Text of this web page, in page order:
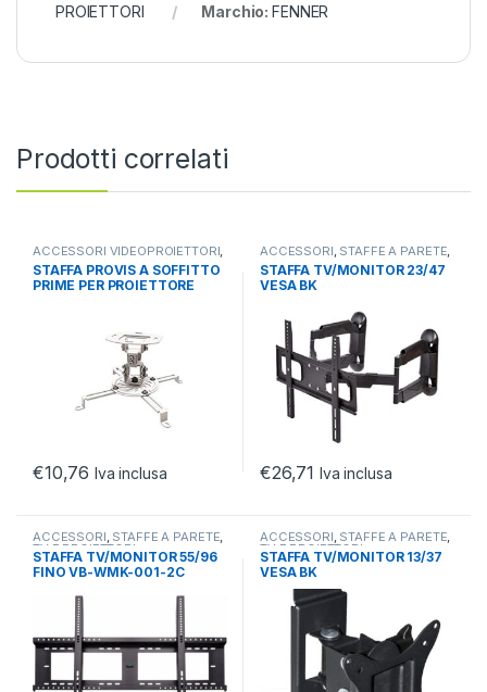
PROIETTORI
Marchio:FENNER
Prodotti correlati
ACCESSORI VIDEOPROIETTORI
STAFFE, TV E PROIETTORI
STAFFA PROVIS A SOFFITTO
PRIME PER PROIETTORE
€10,76 Iva inclusa
ACCESSORI STAFFE A PARETE
TV E PROIETTORI
STAFFA TV/MONITOR 23/47
VESA BK
SNODO
€26,71 Iva inclusa
ACCESSORI, STAFFE A PARETE,
TV E PROIETTORI
STAFFA TV/MONITOR 55/96
FINO VB-WMK-001-2C
ACCESSORI, STAFFE A PARETE,
TV E PROIETTORI
STAFFA TV/MONITOR 13/37
VESA BK
MAX25KG/100*100/ROTA90
/INCLI15